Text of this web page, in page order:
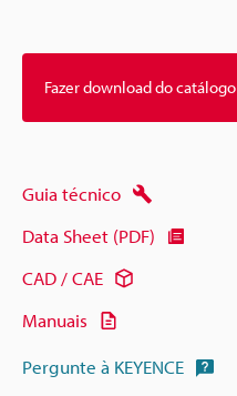
Fazer download do catálogo
Guia técnico
Data Sheet (PDF)
CAD / CAE
Manuais
Pergunte à KEYENCE